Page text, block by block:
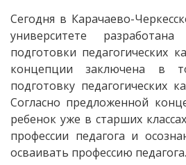
Сегодня в Карачаево-
университете
подготовки педагогических
концепции заключена в
подготовку педагогических
Согласно предложенной
ребенок уже в старших
профессии педагога и
осваивать профессию педагога.